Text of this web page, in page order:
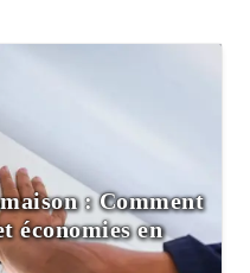
: Comment
économies en